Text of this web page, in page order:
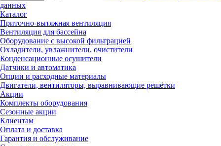
данных
Каталог
Приточно-вытяжная вентиляция
Вентиляция для бассейна
Оборудование с высокой фильтрацией
Охладители, увлажнители, очистители
Конденсационные осушители
Датчики и автоматика
Опции и расходные материалы
Двигатели, вентиляторы, выравнивающие решётки
Акции
Комплекты оборудования
Сезонные акции
Клиентам
Оплата и доставка
Гарантия и обслуживание